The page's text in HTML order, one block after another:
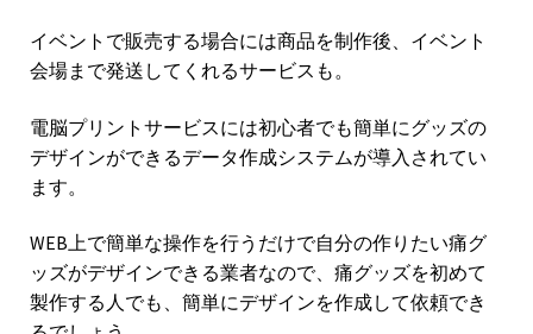
イベントで販売する場合には商品を制作後、イベント
会場まで発送してくれるサービスも。
電脳プリントサービスには初心者でも簡単にグッズの
デザインができるデータ作成システムが導入されてい
ます。
WEB上で簡単な操作を行うだけで自分の作りたい痛グ
ッズがデザインできる業者なので、痛グッズを初めて
製作する人でも、簡単にデザインを作成して依頼でき